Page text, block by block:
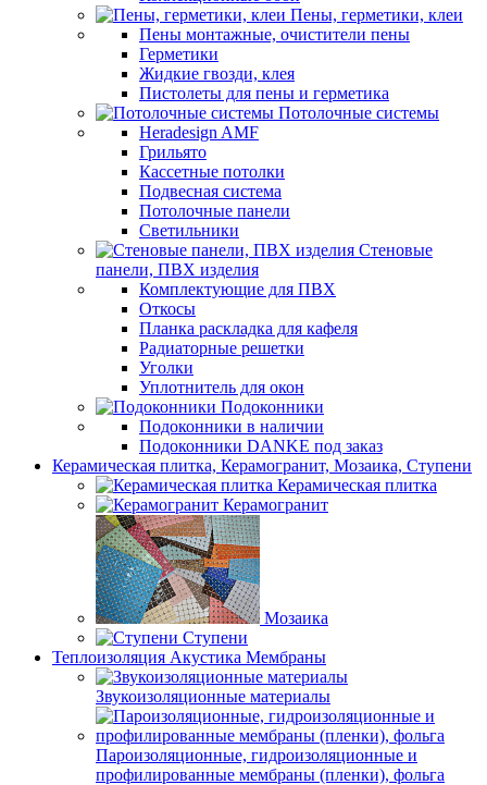
Пены, герметики, клеи
Пены монтажные, очистители пены
Герметики
Жидкие гвозди, клея
Пистолеты для пены и герметика
Потолочные системы
Heradesign AMF
Грильято
Кассетные потолки
Подвесная система
Потолочные панели
Светильники
Стеновые
панели, ПВХ изделия
Комплектующие для ПВХ
Откосы
Планка раскладка для кафеля
Радиаторные решетки
Уголки
Уплотнитель для окон
Подоконники
Подоконники в наличии
Подоконники DANKE под заказ
Керамическая плитка, Керамогранит, Мозаика, Ступени
Керамическая плитка
Керамогранит
Мозаика
Ступени
Теплоизоляция Акустика Мембраны
Звукоизоляционные материалы
Пароизоляционные, гидроизоляционные и
профилированные мембраны (пленки), фольга